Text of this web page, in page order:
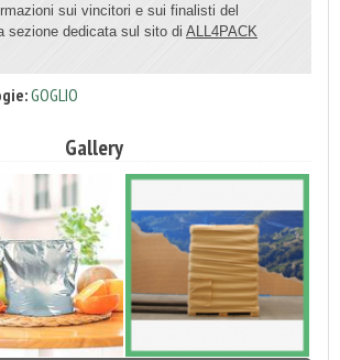
sui vincitori e sui finalisti del
sezione dedicata sul sito di ALL4PACK
GOGLIO
Gallery